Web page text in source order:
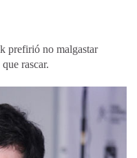
prefirió no malgastar
rascar.